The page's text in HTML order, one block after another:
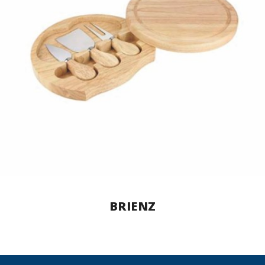
BRIENZ